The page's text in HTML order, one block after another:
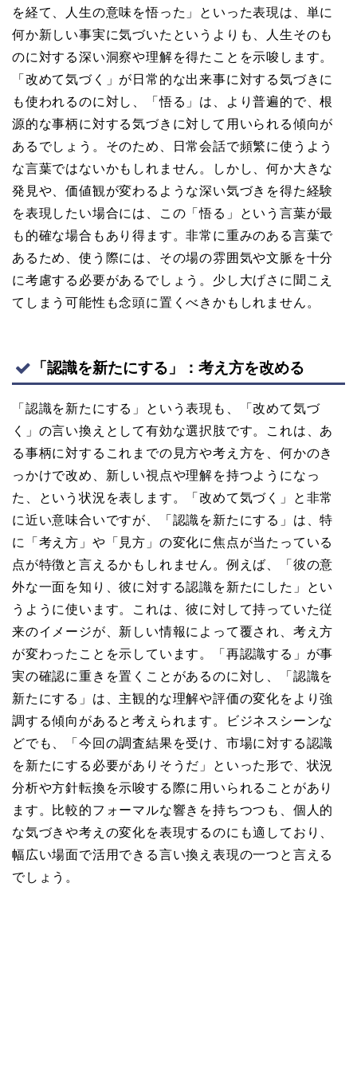
を経て、人生の意味を悟った」といった表現は、単に
何か新しい事実に気づいたというよりも、人生そのも
のに対する深い洞察や理解を得たことを示唆します。
「改めて気づく」が日常的な出来事に対する気づきに
も使われるのに対し、「悟る」は、より普遍的で、根
源的な事柄に対する気づきに対して用いられる傾向が
あるでしょう。そのため、日常会話で頻繁に使うよう
な言葉ではないかもしれません。しかし、何か大きな
発見や、価値観が変わるような深い気づきを得た経験
を表現したい場合には、この「悟る」という言葉が最
も的確な場合もあり得ます。非常に重みのある言葉で
あるため、使う際には、その場の雰囲気や文脈を十分
に考慮する必要があるでしょう。少し大げさに聞こえ
てしまう可能性も念頭に置くべきかもしれません。
「認識を新たにする」：考え方を改める
「認識を新たにする」という表現も、「改めて気づ
く」の言い換えとして有効な選択肢です。これは、あ
る事柄に対するこれまでの見方や考え方を、何かのき
っかけで改め、新しい視点や理解を持つようになっ
た、という状況を表します。「改めて気づく」と非常
に近い意味合いですが、「認識を新たにする」は、特
に「考え方」や「見方」の変化に焦点が当たっている
点が特徴と言えるかもしれません。例えば、「彼の意
外な一面を知り、彼に対する認識を新たにした」とい
うように使います。これは、彼に対して持っていた従
来のイメージが、新しい情報によって覆され、考え方
が変わったことを示しています。「再認識する」が事
実の確認に重きを置くことがあるのに対し、「認識を
新たにする」は、主観的な理解や評価の変化をより強
調する傾向があると考えられます。ビジネスシーンな
どでも、「今回の調査結果を受け、市場に対する認識
を新たにする必要がありそうだ」といった形で、状況
分析や方針転換を示唆する際に用いられることがあり
ます。比較的フォーマルな響きを持ちつつも、個人的
な気づきや考えの変化を表現するのにも適しており、
幅広い場面で活用できる言い換え表現の一つと言える
でしょう。